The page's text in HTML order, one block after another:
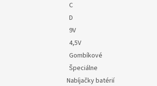
C
D
9V
4,5V
Gombíkové
Špeciálne
Nabíjačky batérií